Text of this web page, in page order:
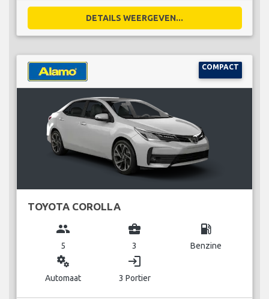
DETAILS WEERGEVEN...
COMPACT
TOYOTA COROLLA
group
5
business_center
3
local_gas_station
Benzine
miscellaneous_services
Automaat
login
3 Portier